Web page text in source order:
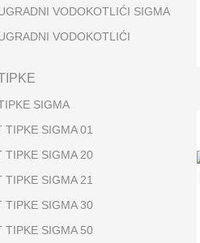
VODOKOTLIĆI SIGMA
VODOKOTLIĆI
SIGMA
TIPKE SIGMA 01
TIPKE SIGMA 20
TIPKE SIGMA 21
TIPKE SIGMA 30
TIPKE SIGMA 50